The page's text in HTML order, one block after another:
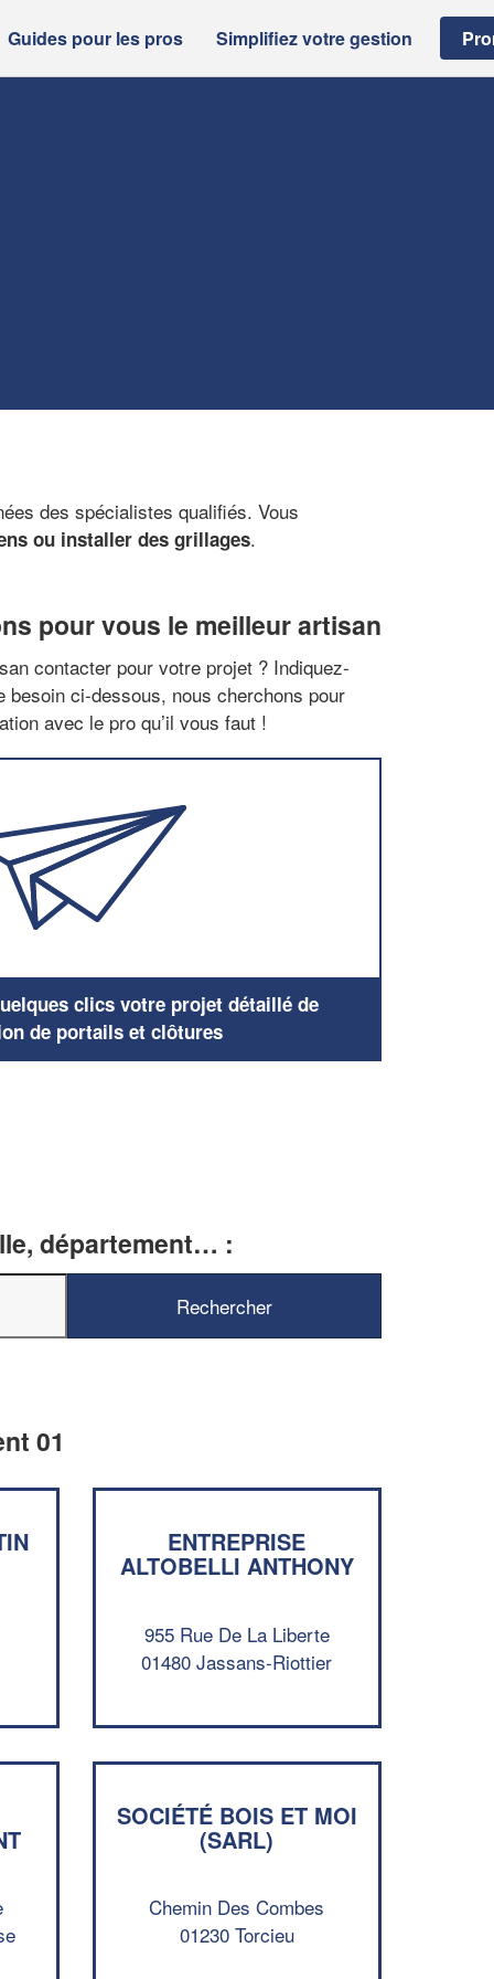
Guides pour les pros Simplifiez votre gestion
des spécialistes qualifiés. Vous
ou installer des grillages.
pour vous le meilleur artisan
contacter pour votre projet ? Indiquez-
besoin ci-dessous, nous cherchons pour
avec le pro qu’il vous faut !
clics votre projet détaillé de
de portails et clôtures
département… :
01
ENTREPRISE
ALTOBELLI ANTHONY
955 Rue De La Liberte
01480 Jassans-Riottier
SOCIÉTÉ BOIS ET MOI
(SARL)
Chemin Des Combes
01230 Torcieu
✕
professionnel ?
vosmargestout en gagnant de
nouveaux clients!